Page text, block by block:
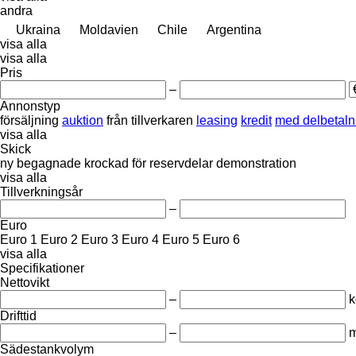
andra
Ukraina
Moldavien Chile
Argentina
visa alla
visa alla
Pris
–
Annonstyp
försäljning auktion från tillverkaren leasing kredit med
visa alla
Skick
ny begagnade krockad för reservdelar demonstration
visa alla
Tillverkningsår
–
Euro
Euro 1 Euro 2 Euro 3 Euro 4 Euro 5 Euro 6
visa alla
Specifikationer
Nettovikt
–
Drifttid
–
Sädestankvolym